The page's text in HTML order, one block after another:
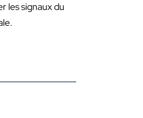
les signaux du